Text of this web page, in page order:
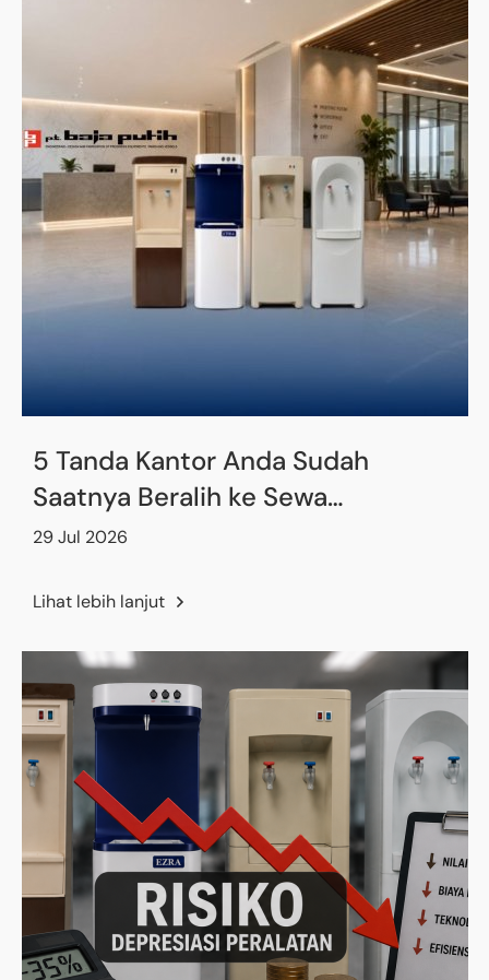
5 Tanda Kantor Anda Sudah
Saatnya Beralih ke Sewa
Dispenser
29 Jul 2026
Lihat lebih lanjut